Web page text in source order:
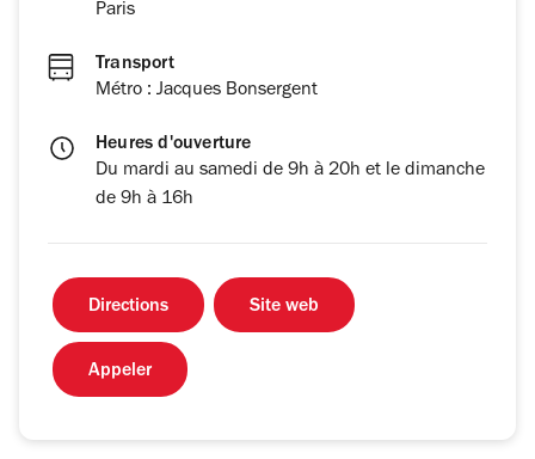
Paris
Transport
Métro : Jacques Bonsergent
Heures d'ouverture
Du mardi au samedi de 9h à 20h et le dimanche
de 9h à 16h
Directions Site web
Appeler